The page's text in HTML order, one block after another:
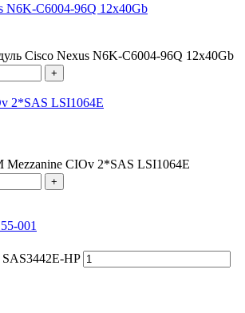
N6K-C6004-96Q 12x40Gb
Cisco Nexus N6K-C6004-96Q 12x40Gb
+
2*SAS LSI1064E
Mezzanine CIOv 2*SAS LSI1064E
+
001
HP